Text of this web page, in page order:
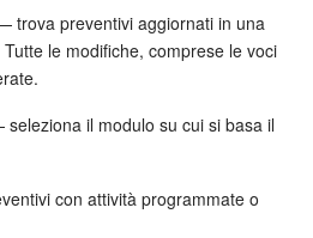
trova preventivi aggiornati in una
le modifiche, comprese le voci
il modulo su cui si basa il
con attività programmate o